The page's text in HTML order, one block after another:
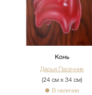
Конь
Дарья Пасечник
(24 см х 34 см)
В наличии